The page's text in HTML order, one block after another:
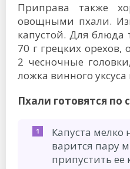
Приправа также
овощными пхали.
капустой. Для блюда
70 г грецких
2 чесночные
ложка винного
Пхали готовятся
Капуста мелко
варится пару
припустить ее